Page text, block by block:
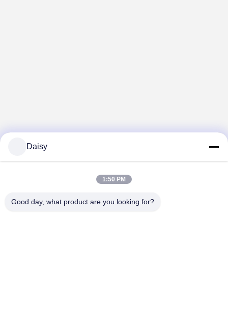
Daisy
1:50 PM
Good day, what product are you looking for?